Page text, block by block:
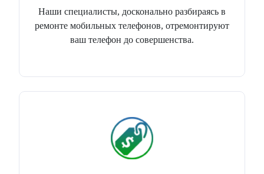
Наши специалисты, досконально разбираясь в
ремонте мобильных телефонов, отремонтируют
ваш телефон до совершенства.